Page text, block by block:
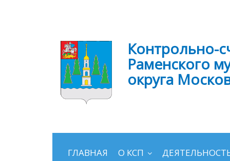
Контрольно-
Раменского
округа
ГЛАВНАЯ О КСП